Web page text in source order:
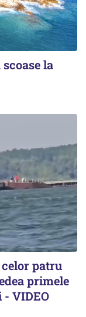
la
patru
primele
VIDEO